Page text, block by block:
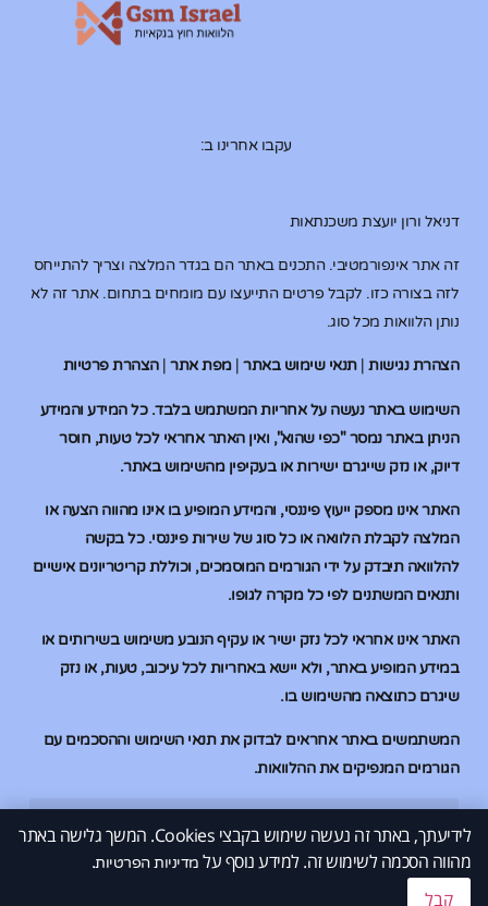
דניאל ורון יועצת משכנתאות
זה אתר אינפורמטיבי. התכנים באתר הם בגדר המלצה וצריך להתייחס
לזה בצורה כזו. לקבל פרטים התייעצו עם מומחים בתחום. אתר זה לא
נותן הלוואות מכל סוג.
הצהרת נגישות|תנאי שימוש באתר|מפת אתר|הצהרת פרטיות
השימוש באתר נעשה על אחריות המשתמש בלבד. כל המידע והמידע
הניתן באתר נמסר "כפי שהוא", ואין האתר אחראי לכל טעות, חוסר
דיוק, או נזק שייגרם ישירות או בעקיפין מהשימוש באתר.
האתר אינו מספק ייעוץ פיננסי, והמידע המופיע בו אינו מהווה הצעה או
המלצה לקבלת הלוואה או כל סוג של שירות פיננסי. כל בקשה
להלוואה תיבדק על ידי הגורמים המוסמכים, וכוללת קריטריונים אישיים
ותנאים המשתנים לפי כל מקרה לגופו.
האתר אינו אחראי לכל נזק ישיר או עקיף הנובע משימוש בשירותים או
במידע המופיע באתר, ולא יישא באחריות לכל עיכוב, טעות, או נזק
שיגרם כתוצאה מהשימוש בו.
המשתמשים באתר אחראים לבדוק את תנאי השימוש וההסכמים עם
הגורמים המנפיקים את ההלוואות.
© 2026 All Rights Reserved.
עקבו אחרינו ב:
לידיעתך, באתר זה נעשה שימוש בקבצי Cookies. המשך גלישה באתר
מהווה הסכמה לשימוש זה. למידע נוסף על מדיניות הפרטיות.
קבל